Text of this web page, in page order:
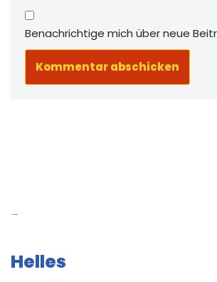
Benachrichtige mich über neue
Helles